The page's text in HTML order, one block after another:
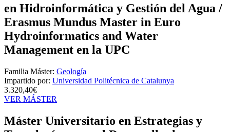
en Hidroinformática y Gestión del Agua /
Erasmus Mundus Master in Euro
Hydroinformatics and Water
Management en la UPC
Familia Máster: Geología
Impartido por: Universidad Politécnica de Catalunya
3.320,40€
VER MÁSTER
Máster Universitario en Estrategias y